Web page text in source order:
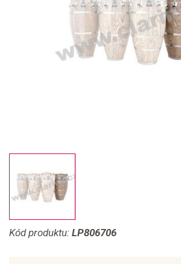
Kód produktu: LP806706